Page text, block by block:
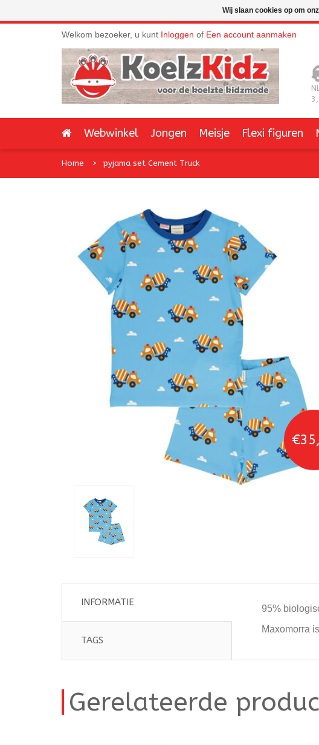
Welkom bezoeker, u kunt Inloggen of Een account aanmaken
Webwinkel Jongen Meisje Flexi figuren
Home pyjama set Cement Truck
INFORMATIE
TAGS
95%
Maxomorra
Gerelateerde
Wij slaan cookies op om